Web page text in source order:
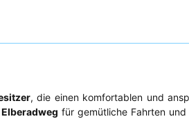
, die einen komfortablen und
Elberadweg für gemütliche Fahrten und